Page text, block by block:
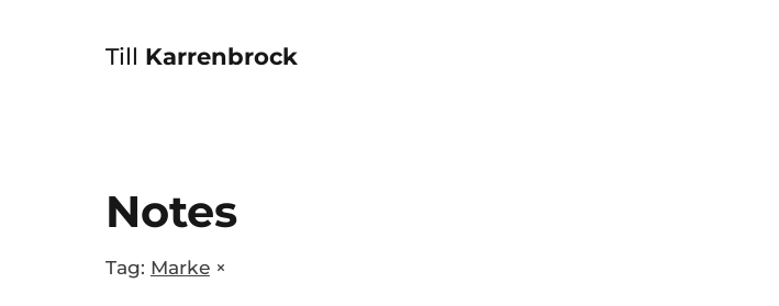
Till Karrenbrock
Notes
Tag: Marke ×